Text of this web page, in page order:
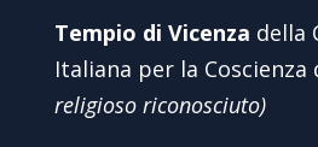
Tempio di Vicenza della
Italiana per la Coscienza
religioso riconosciuto)